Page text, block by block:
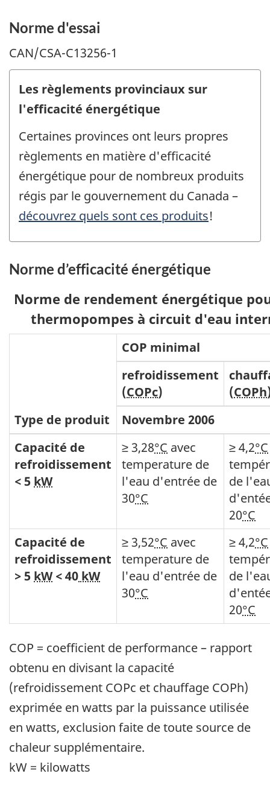
Norme d'essai
CAN/CSA-C13256-1
Les règlements provinciaux sur
l'efficacité énergétique
Certaines provinces ont leurs propres
règlements en matière d'efficacité
énergétique pour de nombreux produits
régis par le gouvernement du Canada –
découvrez quels sont ces produits!
Norme d’efficacité énergétique
Norme de rendement énergétique
thermopompes à circuit d'eau
Type de produit
COP minimal
refroidissement
(COPc)
(COPh
Novembre 2006
Capacité de
refroidissement
< 5 kW
≥ 3,28°C avec
temperature de
l'eau d'entrée de
30°C
≥ 4,2°C
de
20°C
Capacité de
refroidissement
> 5 kW< 40 kW
≥ 3,52°C avec
temperature de
l'eau d'entrée de
30°C
≥ 4,2°C
de
20°C
COP = coefficient de performance – rapport
obtenu en divisant la capacité
(refroidissement COPc et chauffage COPh)
exprimée en watts par la puissance utilisée
en watts, exclusion faite de toute source de
chaleur supplémentaire.
kW = kilowatts